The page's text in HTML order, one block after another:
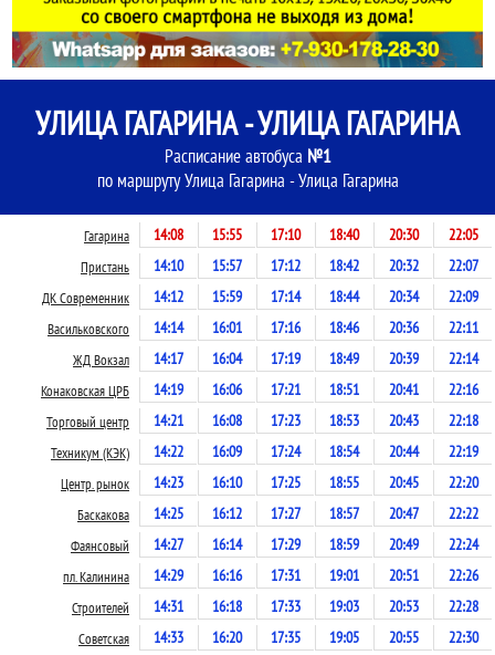
УЛИЦА ГАГАРИНА - УЛИЦА ГАГАРИНА
Расписание автобуса №1
по маршруту Улица Гагарина - Улица Гагарина
Гагарина 14:08 15:55 17:10 18:40 20:30 22:05
Пристань 14:10 15:57 17:12 18:42 20:32 22:07
ДК Современник 14:12 15:59 17:14 18:44 20:34 22:09
Васильковского 14:14 16:01 17:16 18:46 20:36 22:11
ЖД Вокзал 14:17 16:04 17:19 18:49 20:39 22:14
Конаковская ЦРБ 14:19 16:06 17:21 18:51 20:41 22:16
Торговый центр 14:21 16:08 17:23 18:53 20:43 22:18
Техникум (КЭК) 14:22 16:09 17:24 18:54 20:44 22:19
Центр. рынок 14:23 16:10 17:25 18:55 20:45 22:20
Баскакова 14:25 16:12 17:27 18:57 20:47 22:22
Фаянсовый 14:27 16:14 17:29 18:59 20:49 22:24
пл. Калинина 14:29 16:16 17:31 19:01 20:51 22:26
Строителей 14:31 16:18 17:33 19:03 20:53 22:28
Советская 14:33 16:20 17:35 19:05 20:55 22:30